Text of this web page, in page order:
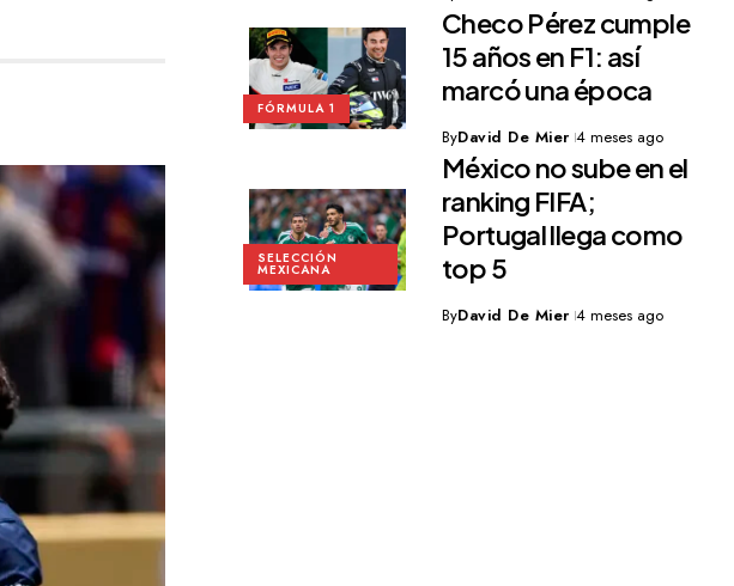
FÓRMULA 1
Checo Pérez cumple
15 años en F1: así
marcó una época
ByDavid De Mier 4 meses ago
SELECCIÓN
MEXICANA
México no sube en el
ranking FIFA;
Portugal llega como
top 5
ByDavid De Mier 4 meses ago